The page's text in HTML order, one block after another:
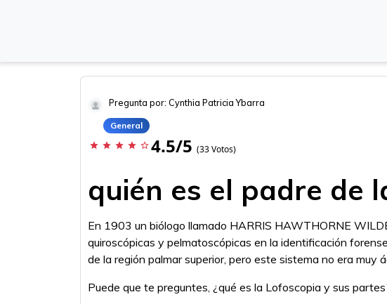
Pregunta por: Cynthia Patricia Ybarra
General
star star star star star_border 4.5/5 (33 Votos)
quién es el padre de
En 1903 un biólogo llamado HARRIS HAWTHORNE
quiroscópicas y pelmatoscópicas en la identificación
de la región palmar superior, pero este sistema no era muy
Puede que te preguntes, ¿qué es la Lofoscopia y sus